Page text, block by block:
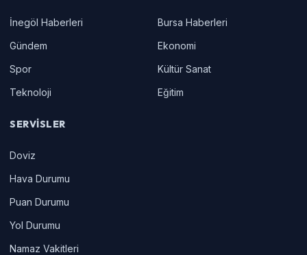
İnegöl Haberleri
Bursa Haberleri
Gündem
Ekonomi
Spor
Kültür Sanat
Teknoloji
Eğitim
SERVISLER
Doviz
Hava Durumu
Puan Durumu
Yol Durumu
Namaz Vakitleri